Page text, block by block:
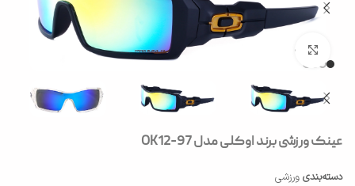
بزرگنمایی تصویر
عینک ورزشی برند اوکلی مدل OK12-97
دسته‌بندی ورزشی